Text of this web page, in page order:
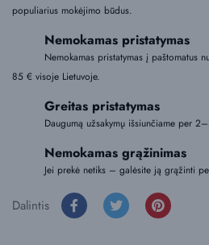
populiarius mokėjimo būdus.
Nemokamas pristatymas
Nemokamas pristatymas į paštomatus
85 € visoje Lietuvoje.
Greitas pristatymas
Daugumą užsakymų išsiunčiame per
Nemokamas grąžinimas
Jei prekė netiks – galėsite ją grąžinti
Dalintis